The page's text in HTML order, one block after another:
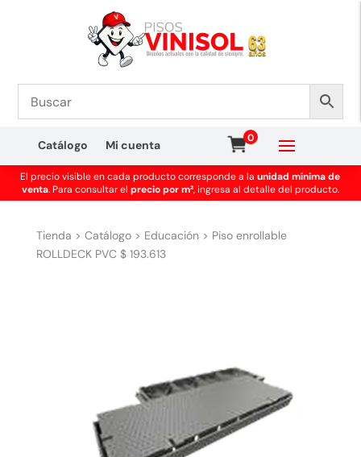
Catálogo Mi cuenta
0
El precio visible en cada producto corresponde a launidad mínima de
venta. Para consultar el precio por m², ingresa al detalle del producto.
Tienda > Catálogo> Educación > Piso enrollable
ROLLDECK PVC $ 193.613